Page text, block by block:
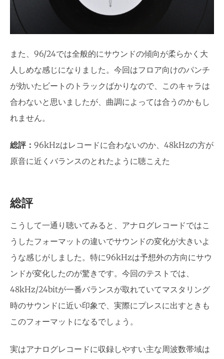
また、96/24では全般的にサウンドの傾向が柔らかく大
人しめな感じになりました。今回はフロア向けのパンチ
が効いたビートのトラックばかりなので、このキャラは
合わないと思いましたが、曲調によっては合うのかもし
れません。
総評： 96kHzはレコードに合わないのか、48kHzの方が
原音に近くバランスのとれたように聴こえた
総評
こうして一通り聴いてみると、アナログレコードではこ
うしたフォーマットの違いでサウンドの変化が大きいよ
うな感じがしました。特に96kHzは予想外の方向にサウ
ンドが変化したのが驚きです。今回のテストでは、
48kHz/24bitが一番バランスが取れていてマスタリング
時のサウンドに近い印象で、実際にプレスに出すときも
このフォーマットになるでしょう。
実はアナログレコードに収録しやすい主な周波数帯域は